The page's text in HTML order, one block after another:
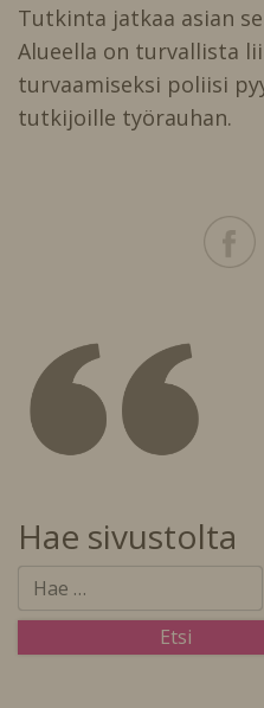
Tutkinta jatkaa asian
Alueella on turvallista
turvaamiseksi poliisi
tutkijoille työrauhan.
Hae sivustolta